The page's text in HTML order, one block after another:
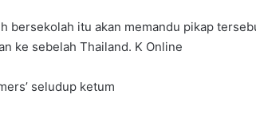
bersekolah itu akan memandu pikap
ke sebelah Thailand. K Online
seludup ketum